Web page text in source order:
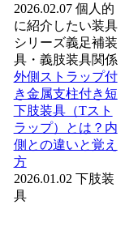
2026.02.07 個人的
に紹介したい装具
シリーズ義足補装
具・義肢装具関係
外側ストラップ付
き金属支柱付き短
下肢装具（Tスト
ラップ）とは？内
側との違いと覚え
方
2026.01.02 下肢装
具